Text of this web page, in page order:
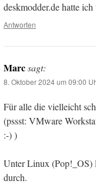
deskmodder.de hatte ich
Antworten
Marcsagt:
8. Oktober 2024 um 09:00
Für alle die vielleicht
(pssst: VMware
:-) )
Unter Linux (Pop!_OS)
durch.